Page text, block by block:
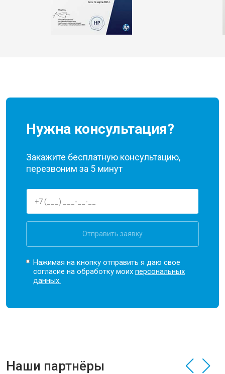
Нужна консультация?
Закажите бесплатную консультацию,
перезвоним за 5 минут
Отправить заявку
Нажимая на кнопку отправить я даю свое
согласие на обработку моихперсональных
данных.
Наши партнёры